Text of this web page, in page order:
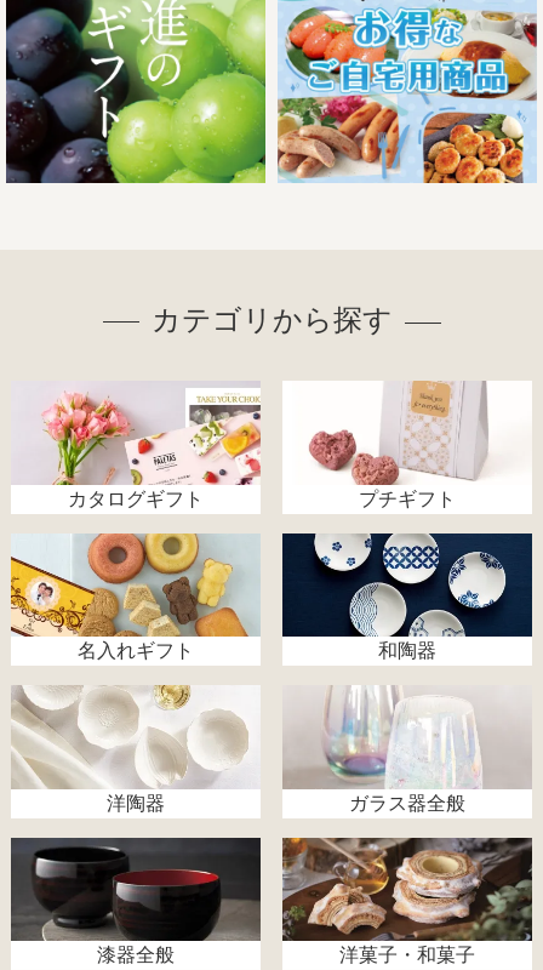
カテゴリから探す
カタログギフト プチギフト
名入れギフト 和陶器
洋陶器 ガラス器全般
漆器全般 洋菓子・和菓子